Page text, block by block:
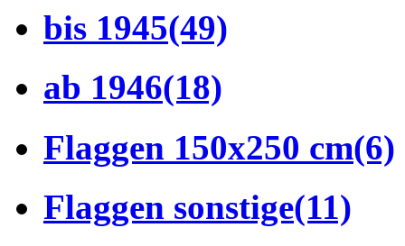
bis 1945(49)
ab 1946(18)
Flaggen 150x250 cm(6)
Flaggen sonstige(11)